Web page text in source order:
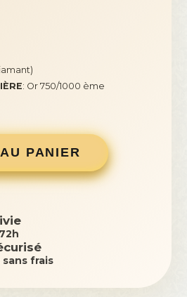
: Or 750/1000 ème
PANIER
sans frais